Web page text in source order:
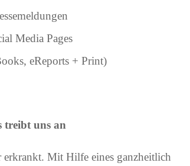
Media Pages
eReports + Print)
treibt uns an
erkrankt. Mit Hilfe eines ganzheitlich